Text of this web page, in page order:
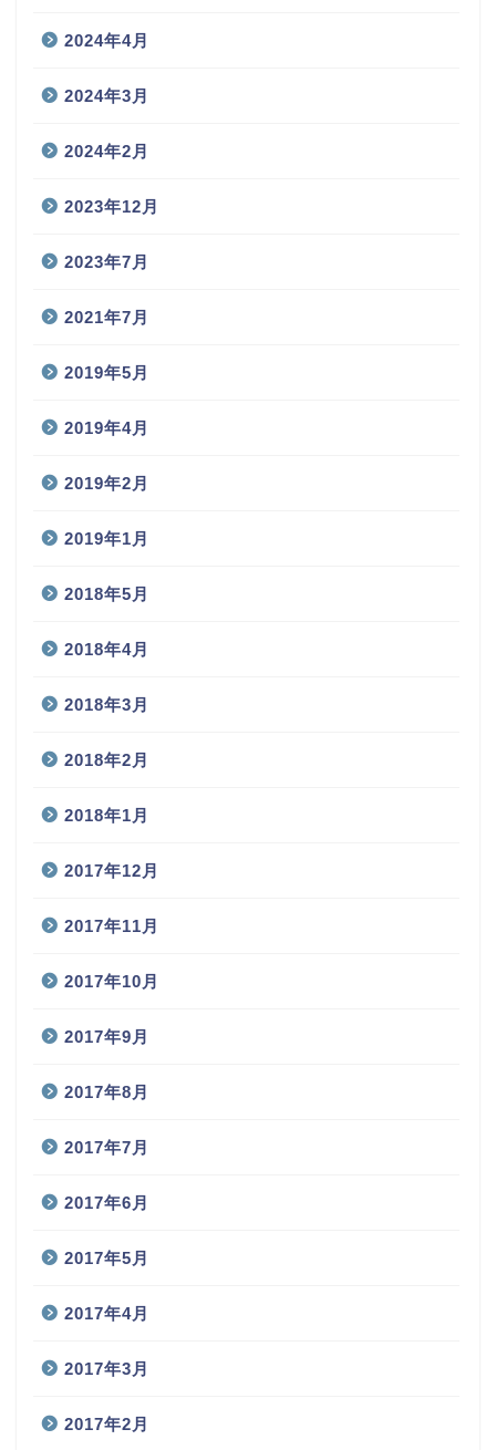
2024年7月
2024年5月
2024年4月
2024年3月
2024年2月
2023年12月
2023年7月
2021年7月
2019年5月
2019年4月
2019年2月
2019年1月
2018年5月
2018年4月
2018年3月
2018年2月
2018年1月
2017年12月
2017年11月
2017年10月
2017年9月
2017年8月
2017年7月
2017年6月
2017年5月
2017年4月